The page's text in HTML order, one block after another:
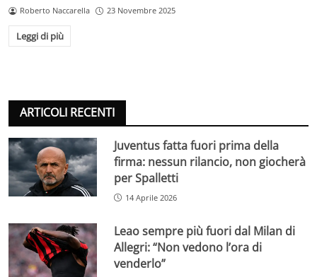
Roberto Naccarella 23 Novembre 2025
Leggi di più
ARTICOLI RECENTI
Juventus fatta fuori prima della
firma: nessun rilancio, non giocherà
per Spalletti
14 Aprile 2026
Leao sempre più fuori dal Milan di
Allegri: “Non vedono l’ora di
venderlo”